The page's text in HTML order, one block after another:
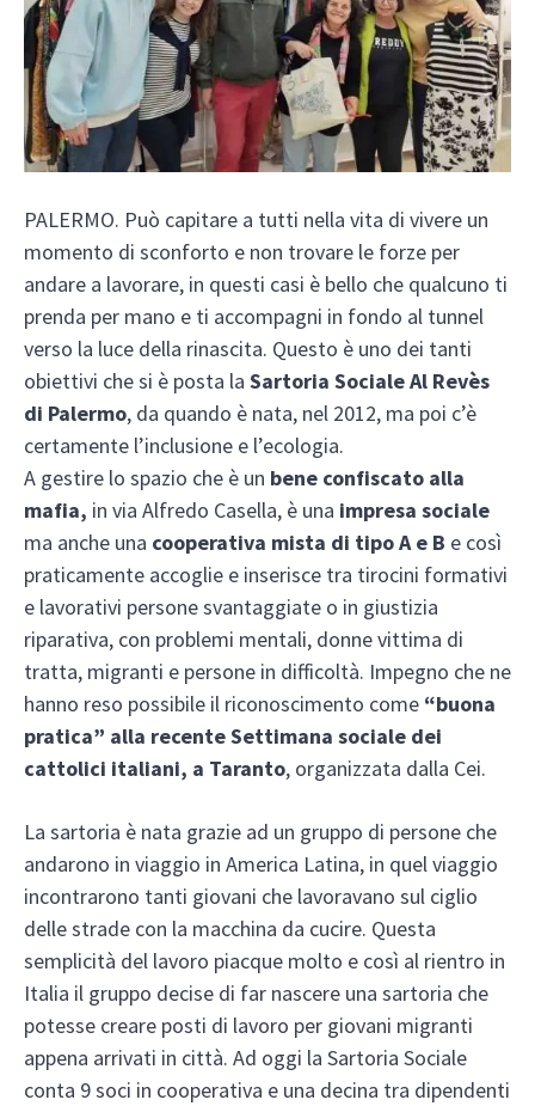
PALERMO. Può capitare a tutti nella vita di vivere un
momento di sconforto e non trovare le forze per
andare a lavorare, in questi casi è bello che qualcuno ti
prenda per mano e ti accompagni in fondo al tunnel
verso la luce della rinascita. Questo è uno dei tanti
obiettivi che si è posta la Sartoria Sociale Al Revès
di Palermo, da quando è nata, nel 2012, ma poi c’è
certamente l’inclusione e l’ecologia.
A gestire lo spazio che è un bene confiscato alla
mafia, in via Alfredo Casella, è una impresa sociale
ma anche una cooperativa mista di tipo A e B e così
praticamente accoglie e inserisce tra tirocini formativi
e lavorativi persone svantaggiate o in giustizia
riparativa, con problemi mentali, donne vittima di
tratta, migranti e persone in difficoltà. Impegno che ne
hanno reso possibile il riconoscimento come “buona
pratica” alla recente Settimana sociale dei
cattolici italiani, a Taranto, organizzata dalla Cei.
La sartoria è nata grazie ad un gruppo di persone che
andarono in viaggio in America Latina, in quel viaggio
incontrarono tanti giovani che lavoravano sul ciglio
delle strade con la macchina da cucire. Questa
semplicità del lavoro piacque molto e così al rientro in
Italia il gruppo decise di far nascere una sartoria che
potesse creare posti di lavoro per giovani migranti
appena arrivati in città. Ad oggi la Sartoria Sociale
conta 9 soci in cooperativa e una decina tra dipendenti